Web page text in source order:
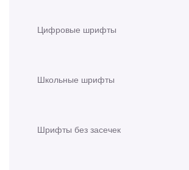
Цифровые шрифты
Школьные шрифты
Шрифты без засечек